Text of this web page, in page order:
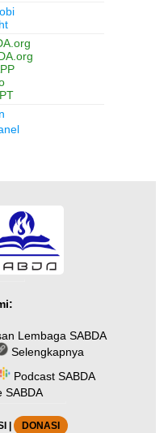
Lembaga SABDA
Selengkapnya
Podcast SABDA
SABDA
DONASI